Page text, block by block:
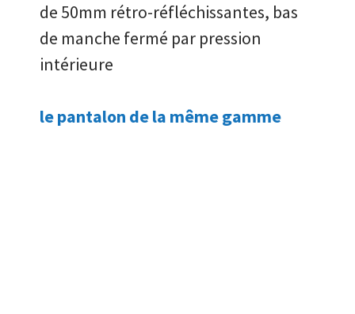
de 50mm rétro-réfléchissantes, bas
de manche fermé par pression
intérieure
le pantalon de la même gamme